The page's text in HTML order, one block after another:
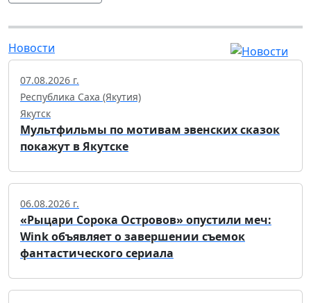
Новости
07.08.2026 г.
Республика Саха (Якутия)
Якутск
Мультфильмы по мотивам эвенских сказок
покажут в Якутске
06.08.2026 г.
«Рыцари Сорока Островов» опустили меч:
Wink объявляет о завершении съемок
фантастического сериала